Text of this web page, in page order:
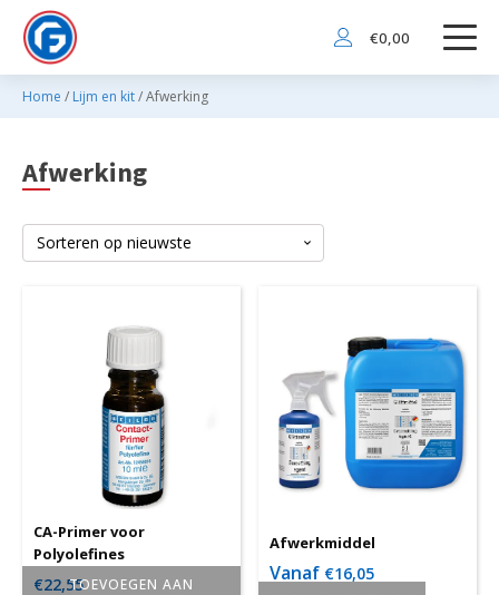
€0,00
Home / Lijm en kit/ Afwerking
Afwerking
TOEVOEGEN AAN
CA-Primer voor
Polyolefines
€22,55
Afwerkmiddel
Vanaf €16,05